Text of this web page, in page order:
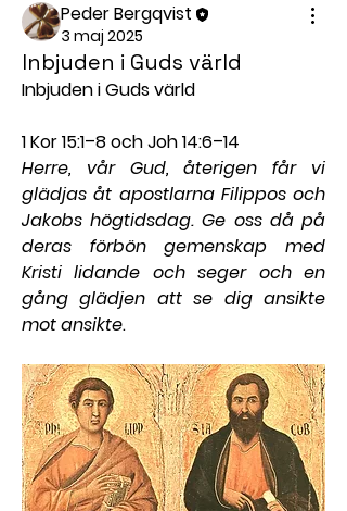
Peder Bergqvist
3 maj 2025
Inbjuden i Guds värld
Inbjuden i Guds värld
1 Kor 15:1–8 och Joh 14:6–14
Herre, vår Gud, återigen får vi
glädjas åt apostlarna Filippos och
Jakobs högtidsdag. Ge oss då på
deras förbön gemenskap med
Kristi lidande och seger och en
gång glädjen att se dig ansikte
mot ansikte.